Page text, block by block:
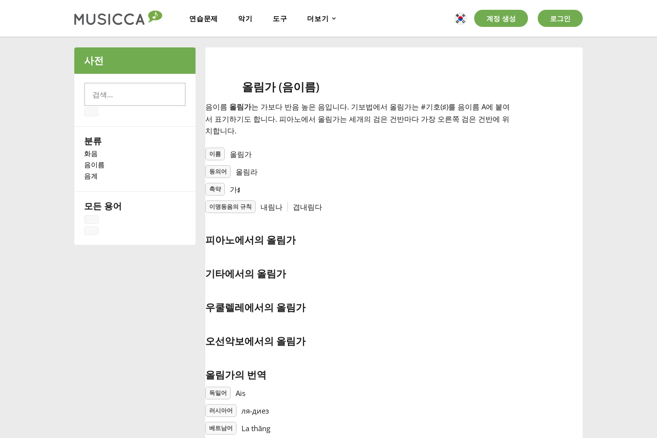
연습문제 악기 도구 더보기
Български
Deutsch
Español
계정 생성 로그인
사전
분류
화음
음이름
음계
모든 용어
올림가 (음이름)
음이름 올림가는 가보다 반음 높은 음입니다. 기보법에서 올림가는 #기호(♯)를 음이름 A에 붙여
서 표기하기도 합니다. 피아노에서 올림가는 세개의 검은 건반마다 가장 오른쪽 검은 건반에 위
치합니다.
이름 올림가
동의어 올림라
축약 가♯
이명동음의 규칙 내림나 겹내림다
피아노에서의 올림가
기타에서의 올림가
우쿨렐레에서의 올림가
오선악보에서의 올림가
올림가의 번역
독일어 Ais
러시아어 ля-диез
베트남어 La thăng